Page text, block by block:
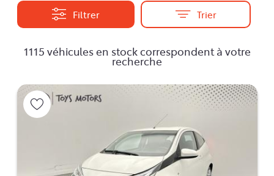
Filtrer Trier
1115 véhicules en stock correspondent à votre
recherche